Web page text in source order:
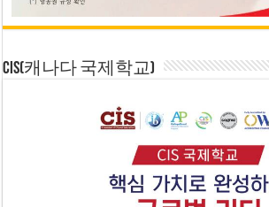
CIS(캐나다 국제학교)